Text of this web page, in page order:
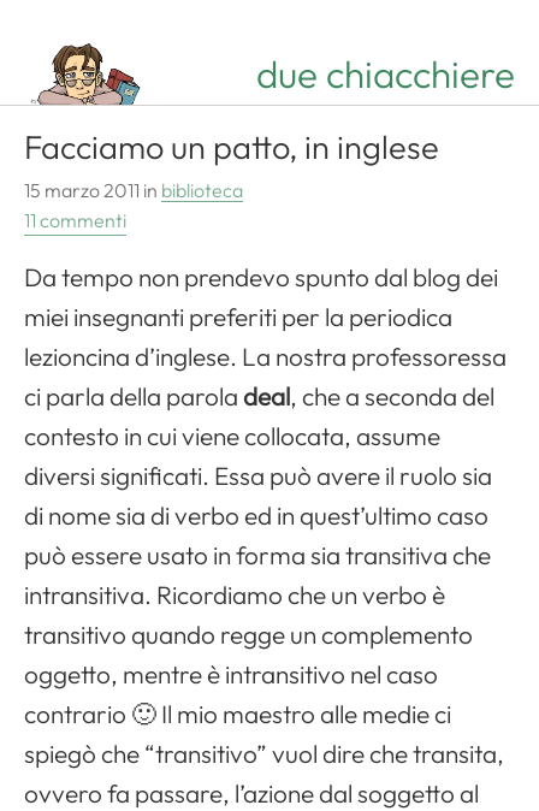
due chiacchiere
Facciamo un patto, in inglese
15 marzo 2011 in biblioteca
11 commenti
Da tempo non prendevo spunto dal blog dei
miei insegnanti preferiti per la periodica
lezioncina d’inglese. La nostra professoressa
ci parla della parola deal, che a seconda del
contesto in cui viene collocata, assume
diversi significati. Essa può avere il ruolo sia
di nome sia di verbo ed in quest’ultimo caso
può essere usato in forma sia transitiva che
intransitiva. Ricordiamo che un verbo è
transitivo quando regge un complemento
oggetto, mentre è intransitivo nel caso
contrario 🙂 Il mio maestro alle medie ci
spiegò che “transitivo” vuol dire che transita,
ovvero fa passare, l’azione dal soggetto al